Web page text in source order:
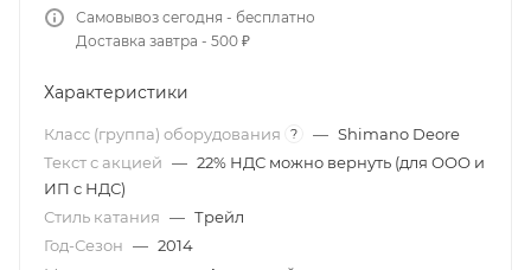
Самовывоз сегодня - бесплатно
Доставка завтра - 500 ₽
Характеристики
Класс (группа) оборудования ? — Shimano Deore
Текст с акцией — 22% НДС можно вернуть (для ООО и
ИП с НДС)
Стиль катания — Трейл
Год-Сезон — 2014